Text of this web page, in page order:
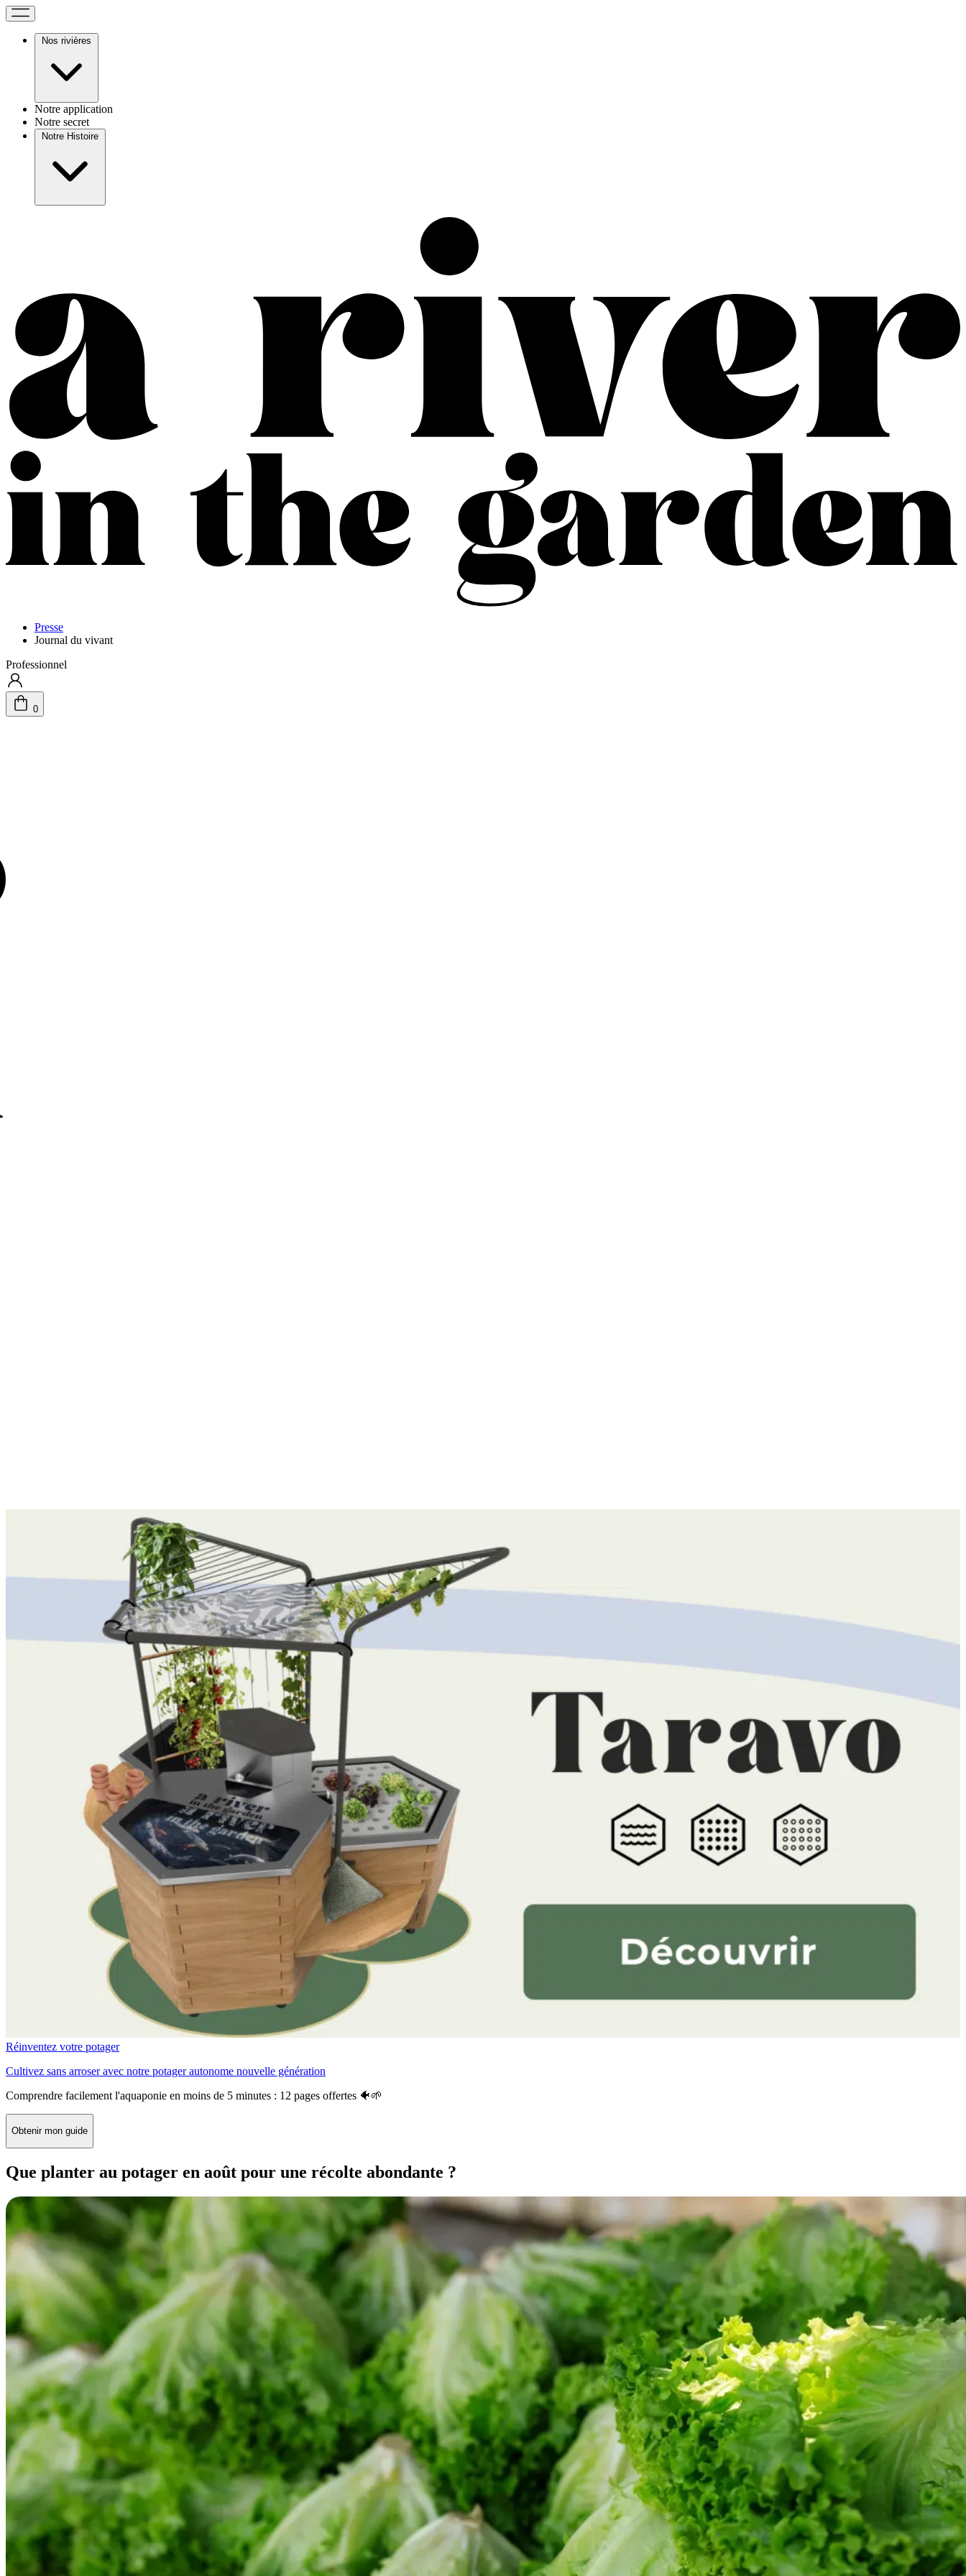
Nos rivières
Notre application
Notre secret
Notre Histoire
Presse
Journal du vivant
Professionnel
0
Réinventez votre potager
Cultivez sans arroser avec notre potager autonome nouvelle génération
Comprendre facilement l'aquaponie en moins de 5 minutes : 12 pages offertes 🐠🌱
Obtenir mon guide
Que planter au potager en août pour une récolte abondante ?